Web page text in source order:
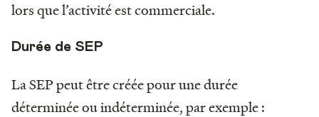
lors que l’activité est commerciale.
Durée de SEP
La SEP peut être créée pour une durée
déterminée ou indéterminée, par exemple :